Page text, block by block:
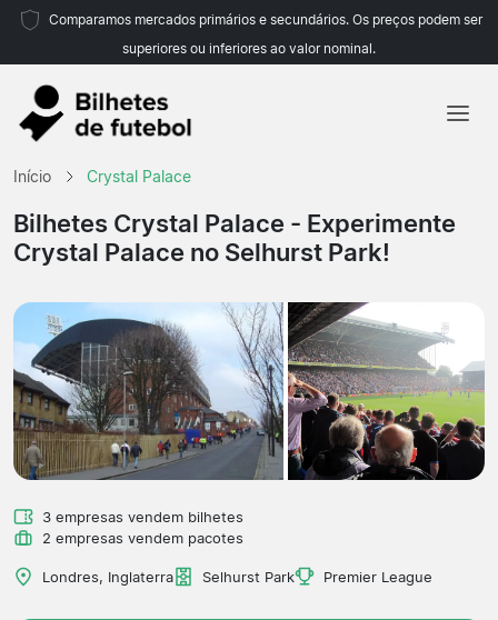
Comparamos mercados primários e secundários. Os preços podem ser
superiores ou inferiores ao valor nominal.
Equipas
Campeonatos
Início Crystal Palace
Bilhetes Crystal Palace - Experimente
Crystal Palace no Selhurst Park!
3 empresas vendem bilhetes
2 empresas vendem pacotes
Londres, Inglaterra Selhurst Park Premier League